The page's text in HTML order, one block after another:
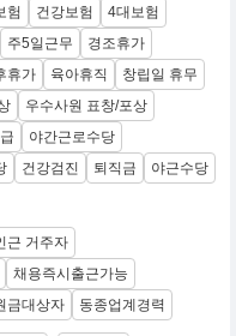
험 건강보험
4대보험
주5일근무
경조휴가
휴가 육아휴직
창립일 휴무
우수사원 표창/포상
야간근로수당
건강검진 퇴직금
야근수당
근 거주자
채용즉시출근가능
금대상자 동종업계경력